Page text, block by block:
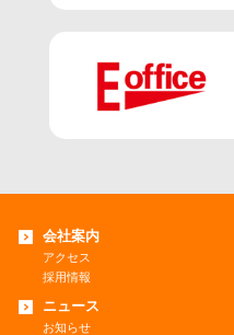
会社案内
アクセス
採用情報
ニュース
お知らせ